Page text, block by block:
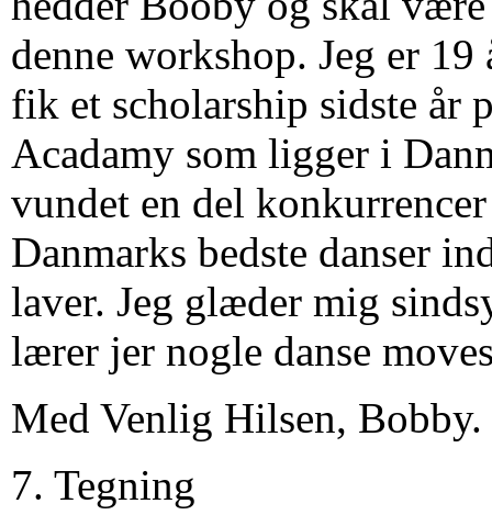
denne workshop. Jeg er 19
fik et scholarship sidste år
Acadamy som ligger i
vundet en del
Danmarks bedste danser
laver. Jeg glæder mig
lærer jer nogle danse
Med Venlig Hilsen, Bobby.
7. Tegning